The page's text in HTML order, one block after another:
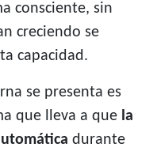
consciente, sin
creciendo se
capacidad.
se presenta es
que lleva a que la
durante